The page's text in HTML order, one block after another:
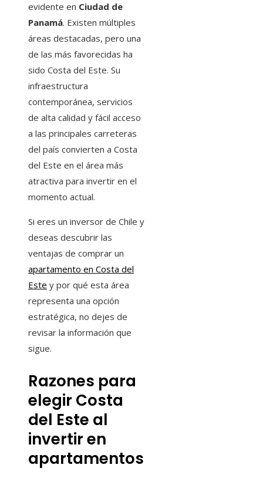
evidente en Ciudad de
Panamá. Existen múltiples
áreas destacadas, pero una
de las más favorecidas ha
sido Costa del Este. Su
infraestructura
contemporánea, servicios
de alta calidad y fácil acceso
a las principales carreteras
del país convierten a Costa
del Este en el área más
atractiva para invertir en el
momento actual.
Si eres un inversor de Chile y
deseas descubrir las
ventajas de comprar un
apartamento en Costa del
Este y por qué esta área
representa una opción
estratégica, no dejes de
revisar la información que
sigue.
Razones para
elegir Costa
del Este al
invertir en
apartamentos